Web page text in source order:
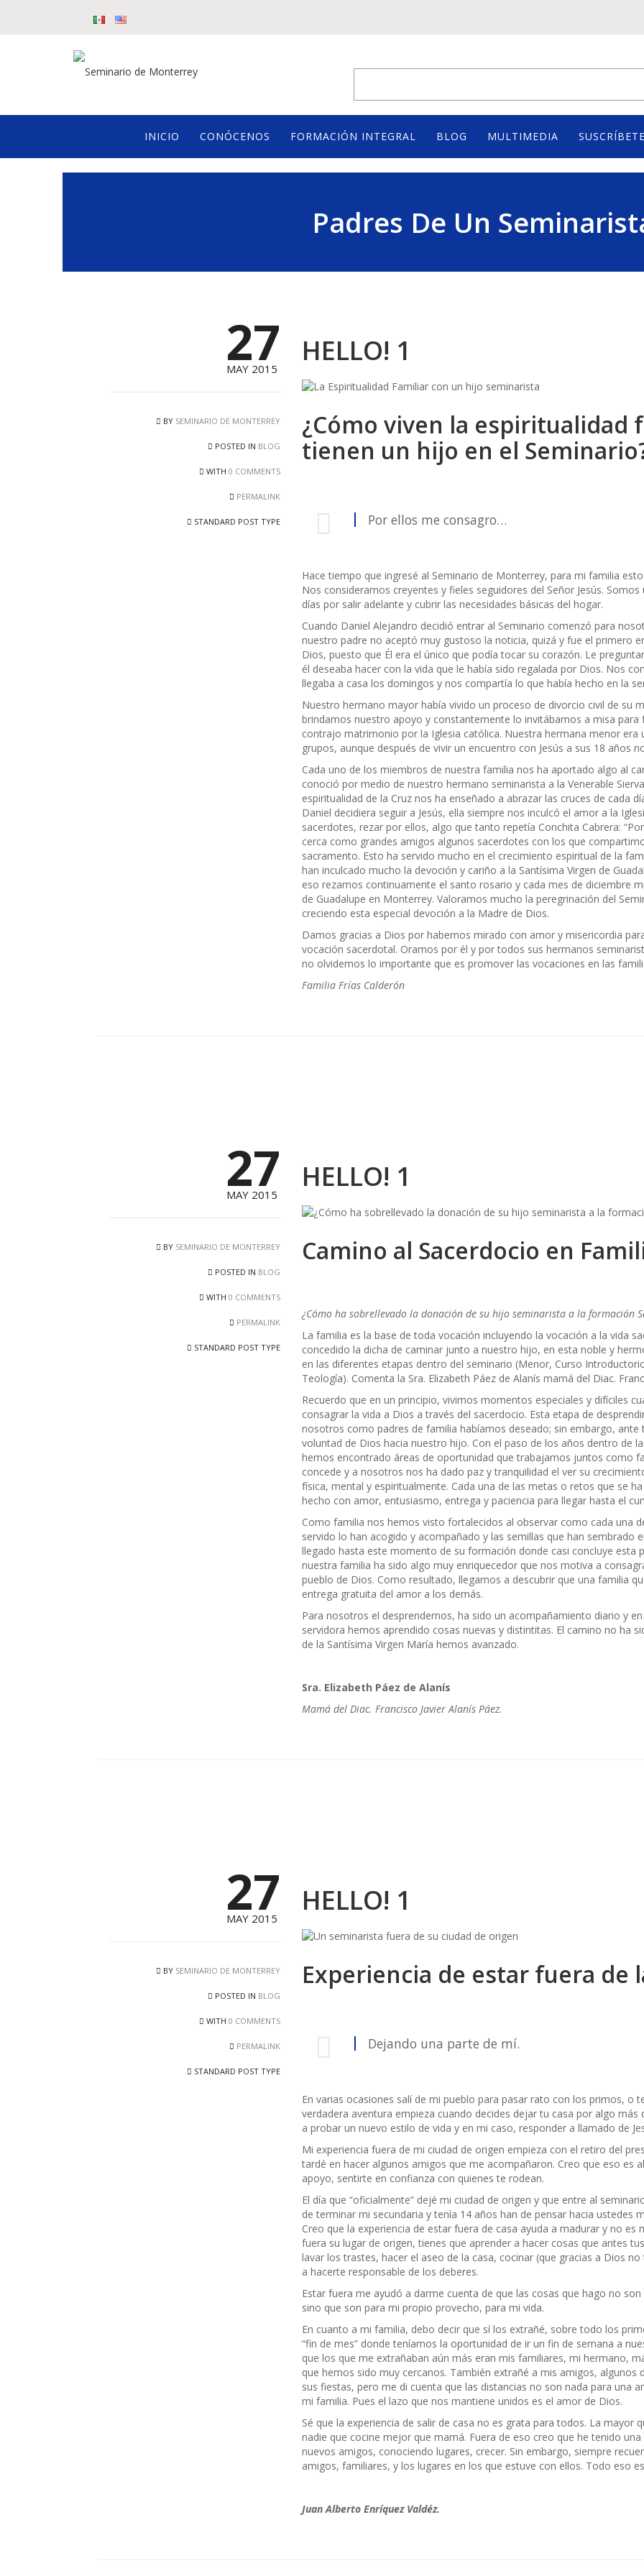
INICIO CONÓCENOS FORMACIÓN INTEGRAL BLOG MULTIMEDIA
Padres De Un
27
MAY 2015
BY SEMINARIO DE MONTERREY
POSTED IN BLOG
WITH 0 COMMENTS
PERMALINK
STANDARD POST TYPE
HELLO! 1
¿Cómo viven la espiritualidad
tienen un hijo en el
Por ellos me consagro…
Hace tiempo que ingresé al Seminario de Monterrey, para mi familia
Nos consideramos creyentes y fieles seguidores del Señor Jesús.
días por salir adelante y cubrir las necesidades básicas del hogar.
Cuando Daniel Alejandro decidió entrar al Seminario comenzó para
nuestro padre no aceptó muy gustoso la noticia, quizá y fue el primero
Dios, puesto que Él era el único que podía tocar su corazón. Le
él deseaba hacer con la vida que le había sido regalada por Dios. Nos
llegaba a casa los domingos y nos compartía lo que había hecho en la
Nuestro hermano mayor había vivido un proceso de divorcio civil de su
brindamos nuestro apoyo y constantemente lo invitábamos a misa
contrajo matrimonio por la Iglesia católica. Nuestra hermana menor era
grupos, aunque después de vivir un encuentro con Jesús a sus 18 años
Cada uno de los miembros de nuestra familia nos ha aportado algo al
conoció por medio de nuestro hermano seminarista a la Venerable
espiritualidad de la Cruz nos ha enseñado a abrazar las cruces de cada
Daniel decidiera seguir a Jesús, ella siempre nos inculcó el amor a la
sacerdotes, rezar por ellos, algo que tanto repetía Conchita Cabrera:
cerca como grandes amigos algunos sacerdotes con los que
sacramento. Esto ha servido mucho en el crecimiento espiritual de la
han inculcado mucho la devoción y cariño a la Santísima Virgen de
eso rezamos continuamente el santo rosario y cada mes de diciembre
de Guadalupe en Monterrey. Valoramos mucho la peregrinación del
creciendo esta especial devoción a la Madre de Dios.
Damos gracias a Dios por habernos mirado con amor y misericordia
vocación sacerdotal. Oramos por él y por todos sus hermanos
no olvidemos lo importante que es promover las vocaciones en las
Familia Frías Calderón
27
MAY 2015
BY SEMINARIO DE MONTERREY
POSTED IN BLOG
WITH 0 COMMENTS
PERMALINK
STANDARD POST TYPE
HELLO! 1
Camino al Sacerdocio en
¿Cómo ha sobrellevado la donación de su hijo seminarista a la formación
La familia es la base de toda vocación incluyendo la vocación a la vida
concedido la dicha de caminar junto a nuestro hijo, en esta noble y
en las diferentes etapas dentro del seminario (Menor, Curso
Teología). Comenta la Sra. Elizabeth Páez de Alanís mamá del Diac.
Recuerdo que en un principio, vivimos momentos especiales y difíciles
consagrar la vida a Dios a través del sacerdocio. Esta etapa de
nosotros como padres de familia habíamos deseado; sin embargo, ante
voluntad de Dios hacia nuestro hijo. Con el paso de los años dentro de
hemos encontrado áreas de oportunidad que trabajamos juntos como
concede y a nosotros nos ha dado paz y tranquilidad el ver su
física, mental y espiritualmente. Cada una de las metas o retos que se
hecho con amor, entusiasmo, entrega y paciencia para llegar hasta el
Como familia nos hemos visto fortalecidos al observar como cada una
servido lo han acogido y acompañado y las semillas que han sembrado
llegado hasta este momento de su formación donde casi concluye esta
nuestra familia ha sido algo muy enriquecedor que nos motiva a
pueblo de Dios. Como resultado, llegamos a descubrir que una familia
entrega gratuita del amor a los demás.
Para nosotros el desprendernos, ha sido un acompañamiento diario y
servidora hemos aprendido cosas nuevas y distintitas. El camino no ha
de la Santísima Virgen María hemos avanzado.
Sra. Elizabeth Páez de Alanís
Mamá del Diac. Francisco Javier Alanís Páez.
27
MAY 2015
BY SEMINARIO DE MONTERREY
POSTED IN BLOG
WITH 0 COMMENTS
PERMALINK
STANDARD POST TYPE
HELLO! 1
Experiencia de estar fuera de
Dejando una parte de mí.
En varias ocasiones salí de mi pueblo para pasar rato con los primos, o
verdadera aventura empieza cuando decides dejar tu casa por algo
a probar un nuevo estilo de vida y en mi caso, responder a llamado de
Mi experiencia fuera de mi ciudad de origen empieza con el retiro del
tardé en hacer algunos amigos que me acompañaron. Creo que eso es
apoyo, sentirte en confianza con quienes te rodean.
El día que “oficialmente” dejé mi ciudad de origen y que entre al
de terminar mi secundaria y tenía 14 años han de pensar hacia ustedes
Creo que la experiencia de estar fuera de casa ayuda a madurar y no
fuera su lugar de origen, tienes que aprender a hacer cosas que antes
lavar los trastes, hacer el aseo de la casa, cocinar (que gracias a Dios
a hacerte responsable de los deberes.
Estar fuera me ayudó a darme cuenta de que las cosas que hago no
sino que son para mi propio provecho, para mi vida.
En cuanto a mi familia, debo decir que sí los extrañé, sobre todo los
“fin de mes” donde teníamos la oportunidad de ir un fin de semana a
que los que me extrañaban aún más eran mis familiares, mi hermano,
que hemos sido muy cercanos. También extrañé a mis amigos, algunos
sus fiestas, pero me di cuenta que las distancias no son nada para una
mi familia. Pues el lazo que nos mantiene unidos es el amor de Dios.
Sé que la experiencia de salir de casa no es grata para todos. La mayor
nadie que cocine mejor que mamá. Fuera de eso creo que he tenido
nuevos amigos, conociendo lugares, crecer. Sin embargo, siempre
amigos, familiares, y los lugares en los que estuve con ellos. Todo eso
Juan Alberto Enríquez Valdéz.